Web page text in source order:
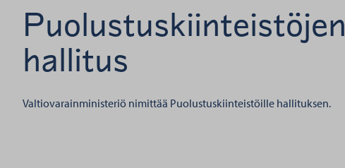
Puolustuskiinteistöjen
hallitus
Valtiovarainministeriö nimittää Puolustuskiinteistöille hallituksen.